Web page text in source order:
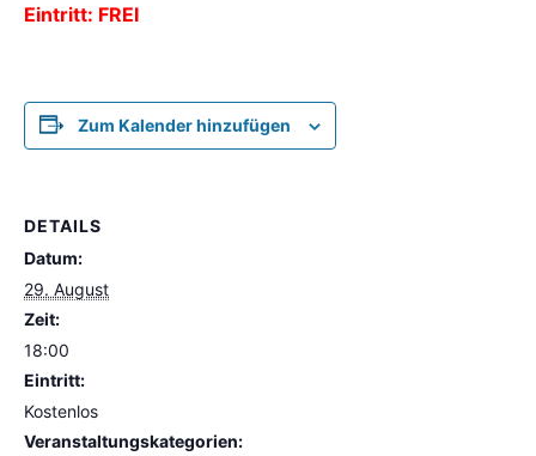
Eintritt: FREI
Zum Kalender hinzufügen
DETAILS
Datum:
29. August
Zeit:
18:00
Eintritt:
Kostenlos
Veranstaltungskategorien: